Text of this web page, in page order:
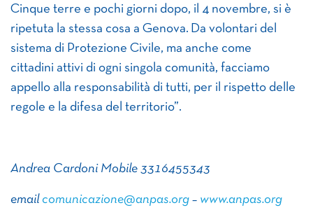
Cinque terre e pochi giorni dopo, il 4 novembre, si è
ripetuta la stessa cosa a Genova. Da volontari del
sistema di Protezione Civile, ma anche come
cittadini attivi di ogni singola comunità, facciamo
appello alla responsabilità di tutti, per il rispetto delle
regole e la difesa del territorio”.
Andrea Cardoni Mobile 3316455343
email comunicazione@anpas.org – www.anpas.org